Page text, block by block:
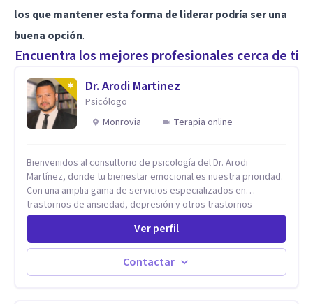
los que mantener esta forma de liderar podría ser una
buena opción.
Encuentra los mejores profesionales cerca de ti
Dr. Arodi Martinez
Psicólogo
Monrovia
Terapia online
Bienvenidos al consultorio de psicología del Dr. Arodi
Martínez, donde tu bienestar emocional es nuestra prioridad.
Con una amplia gama de servicios especializados en
trastornos de ansiedad, depresión y otros trastornos
emocionales, estamos dedicados a ofrecerte el mejor
tratamiento para mejorar tu salud mental. En nuestro
consultorio, ofrecemos una variedad de terapias y
tratamientos diseñados para satisfacer tus necesidades
específicas: Terapia para Trastornos de Ansiedad y
Ver perfil
Contactar